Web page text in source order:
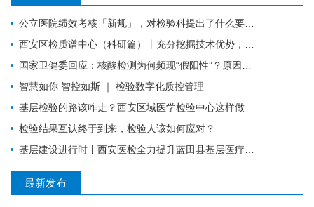
公立医院绩效考核「新规」，对检验科提出了什么要求？
西安区检质谱中心（科研篇）丨充分挖掘技术优势，让“临床+科研”一加一大于二
国家卫健委回应：核酸检测为何频现“假阳性”？原因值得所有检验人警惕！
智慧如你 智控如斯 ｜ 检验数字化质控管理
基层检验的路该咋走？西安区域医学检验中心这样做
检验结果互认终于到来，检验人该如何应对？
基层建设进行时丨西安医检全力提升蓝田县基层医疗服务能力
最新发布